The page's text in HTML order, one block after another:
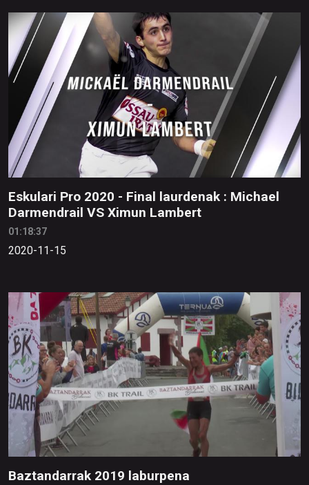
Eskulari Pro 2020 - Final laurdenak : Michael
Darmendrail VS Ximun Lambert
01:18:37
2020-11-15
Baztandarrak 2019 laburpena